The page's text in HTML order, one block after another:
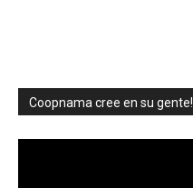
Coopnama cree en su gente!